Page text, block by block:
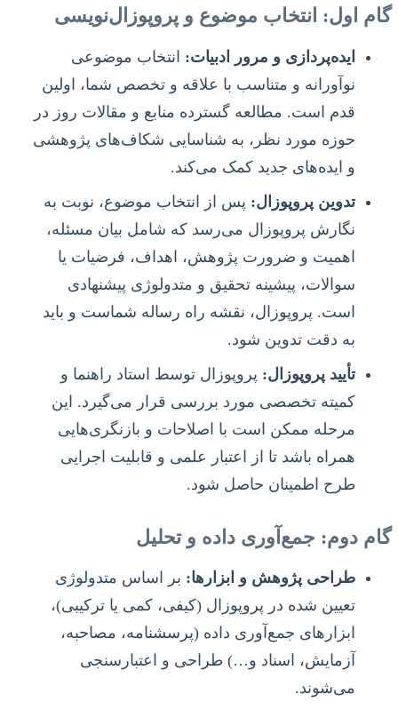
گام اول: انتخاب موضوع و پروپوزال‌نویسی
ایده‌پردازی و مرور ادبیات: انتخاب موضوعی
نوآورانه و متناسب با علاقه و تخصص شما، اولین
قدم است. مطالعه گسترده منابع و مقالات روز در
حوزه مورد نظر، به شناسایی شکاف‌های پژوهشی
و ایده‌های جدید کمک می‌کند.
تدوین پروپوزال: پس از انتخاب موضوع، نوبت به
نگارش پروپوزال می‌رسد که شامل بیان مسئله،
اهمیت و ضرورت پژوهش، اهداف، فرضیات یا
سوالات، پیشینه تحقیق و متدولوژی پیشنهادی
است. پروپوزال، نقشه راه رساله شماست و باید
به دقت تدوین شود.
تأیید پروپوزال: پروپوزال توسط استاد راهنما و
کمیته تخصصی مورد بررسی قرار می‌گیرد. این
مرحله ممکن است با اصلاحات و بازنگری‌هایی
همراه باشد تا از اعتبار علمی و قابلیت اجرایی
طرح اطمینان حاصل شود.
گام دوم: جمع‌آوری داده و تحلیل
طراحی پژوهش و ابزارها: بر اساس متدولوژی
تعیین شده در پروپوزال (کیفی، کمی یا ترکیبی)،
ابزارهای جمع‌آوری داده (پرسشنامه، مصاحبه،
آزمایش، اسناد و…) طراحی و اعتبارسنجی
می‌شوند.